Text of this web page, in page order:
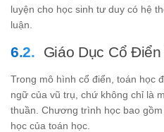
luyện cho học sinh tư duy có hệ
luận.
Giáo Dục Cổ
Trong mô hình cổ điển, toán học
ngữ của vũ trụ, chứ không chỉ là
thuần. Chương trình học bao
học của toán học.